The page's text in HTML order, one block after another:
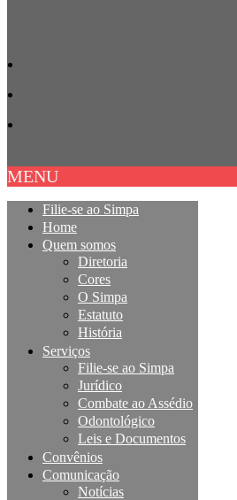
MENU
Filie-se ao Simpa
Home
Quem somos
Diretoria
Cores
O Simpa
Estatuto
História
Serviços
Filie-se ao Simpa
Jurídico
Combate ao Assédio
Odontológico
Leis e Documentos
Convênios
Comunicação
Notícias